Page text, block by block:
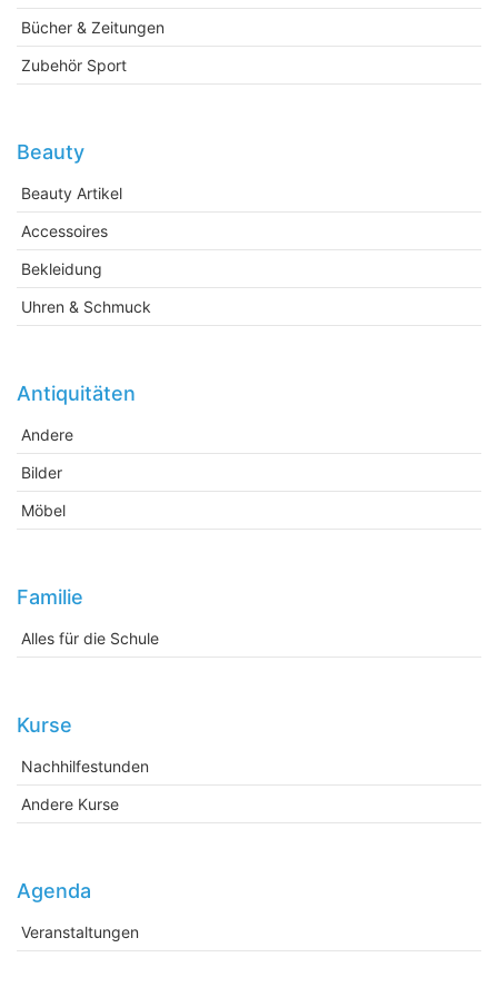
Bücher & Zeitungen
Zubehör Sport
Beauty
Beauty Artikel
Accessoires
Bekleidung
Uhren & Schmuck
Antiquitäten
Andere
Bilder
Möbel
Familie
Alles für die Schule
Kurse
Nachhilfestunden
Andere Kurse
Agenda
Veranstaltungen